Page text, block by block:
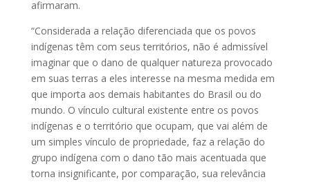
afirmaram.
“Considerada a relação diferenciada que os povos
indígenas têm com seus territórios, não é admissível
imaginar que o dano de qualquer natureza provocado
em suas terras a eles interesse na mesma medida em
que importa aos demais habitantes do Brasil ou do
mundo. O vínculo cultural existente entre os povos
indígenas e o território que ocupam, que vai além de
um simples vínculo de propriedade, faz a relação do
grupo indígena com o dano tão mais acentuada que
torna insignificante, por comparação, sua relevância